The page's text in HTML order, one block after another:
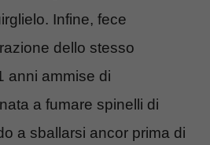
Infine, fece
dello stesso
anni ammise di
a fumare spinelli di
a sballarsi ancor prima di